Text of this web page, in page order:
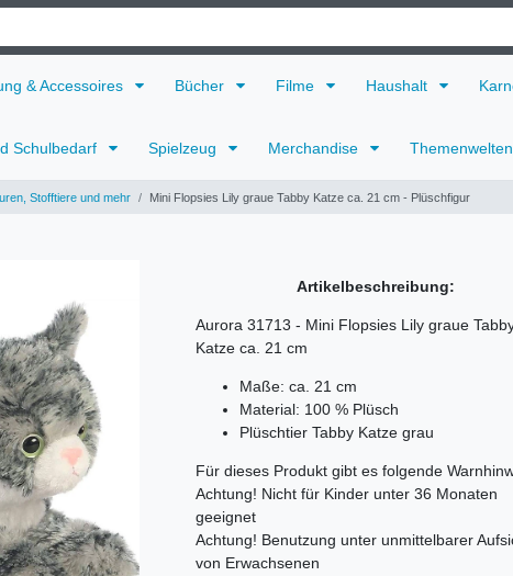
& Accessoires Bücher Filme Haushalt
Schulbedarf Spielzeug Merchandise Themenwelten
Stofftiere und mehr Mini Flopsies Lily graue Tabby Katze ca. 21 cm - Plüschfigur
Artikelbeschreibung:
Aurora 31713 - Mini Flopsies Lily graue
Katze ca. 21 cm
Maße: ca. 21 cm
Material: 100 % Plüsch
Plüschtier Tabby Katze grau
Für dieses Produkt gibt es folgende
Achtung! Nicht für Kinder unter 36 Monaten
geeignet
Achtung! Benutzung unter unmittelbarer
von Erwachsenen